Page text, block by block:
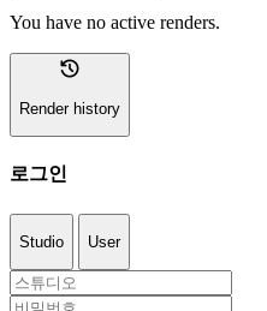
You have no active renders.
history
Render history
로그인
Studio User